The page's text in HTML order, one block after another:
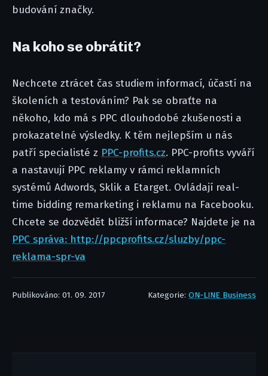
budování značky.
Na koho se obrátit?
Nechcete ztrácet čas studiem informací, účastí na
školeních a testováním? Pak se obraťte na
někoho, kdo má s PPC dlouhodobé zkušenosti a
prokazatelné výsledky. K těm nejlepším u nás
patří specialisté z PPC-profits.cz. PPC-profits vyváří
a nastavují PPC reklamy v rámci reklamních
systémů Adwords, Sklik a Etarget. Ovládají real-
time bidding remarketing i reklamu na Facebooku.
Chcete se dozvědět bližší informace? Najdete je na
PPC správa: http://ppcprofits.cz/sluzby/ppc-
reklama-spr-va
Publikováno: 01. 09. 2017 Kategorie: ON-LINE Business